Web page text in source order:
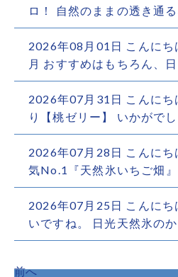
ロ！ 自然のままの透き通
2026年08月01日 こんにち
月️ おすすめはもちろん、
2026年07月31日 こんにち
り【桃ゼリー】 いかがで
2026年07月28日 こんにち
気No.1『天然氷いちご畑
2026年07月25日 こんにち
いですね。 日光天然氷の
前へ